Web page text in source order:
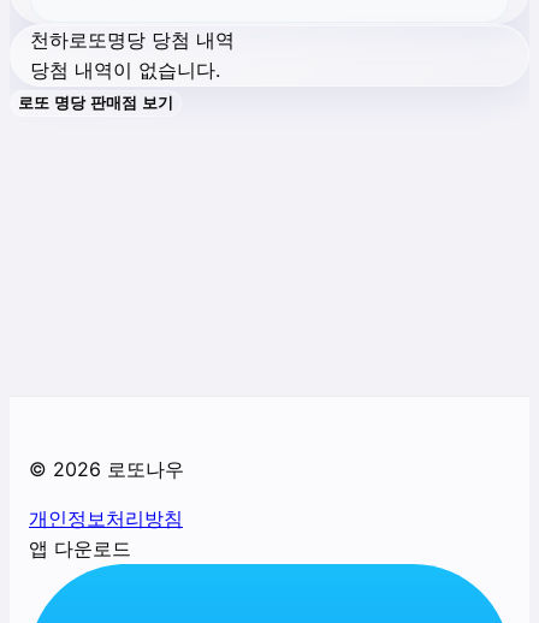
천하로또명당 당첨 내역
당첨 내역이 없습니다.
로또 명당 판매점 보기
© 2026 로또나우
개인정보처리방침
앱 다운로드